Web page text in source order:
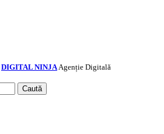
DIGITAL NINJAAgenție Digitală
Caută